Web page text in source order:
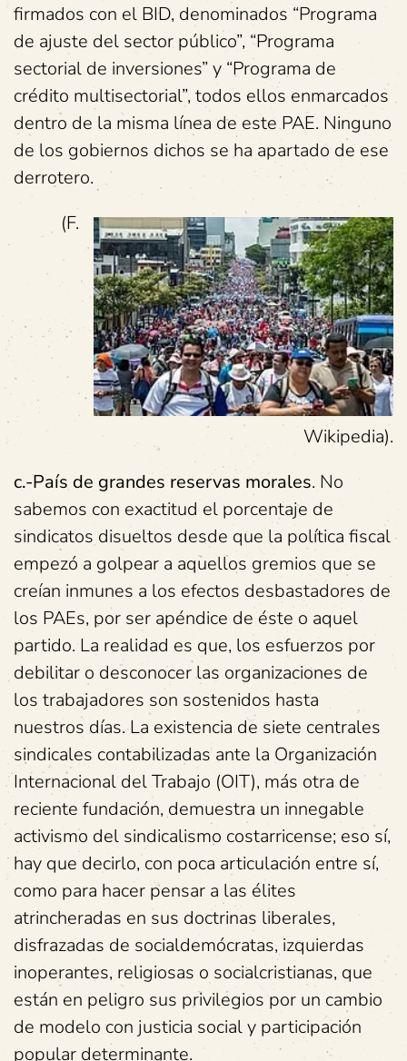
firmados con el BID, denominados “Programa
de ajuste del sector público”, “Programa
sectorial de inversiones” y “Programa de
crédito multisectorial”, todos ellos enmarcados
dentro de la misma línea de este PAE. Ninguno
de los gobiernos dichos se ha apartado de ese
derrotero.
(F.
Wikipedia).
c.-País de grandes reservas morales. No
sabemos con exactitud el porcentaje de
sindicatos disueltos desde que la política fiscal
empezó a golpear a aquellos gremios que se
creían inmunes a los efectos desbastadores de
los PAEs, por ser apéndice de éste o aquel
partido. La realidad es que, los esfuerzos por
debilitar o desconocer las organizaciones de
los trabajadores son sostenidos hasta
nuestros días. La existencia de siete centrales
sindicales contabilizadas ante la Organización
Internacional del Trabajo (OIT), más otra de
reciente fundación, demuestra un innegable
activismo del sindicalismo costarricense; eso sí,
hay que decirlo, con poca articulación entre sí,
como para hacer pensar a las élites
atrincheradas en sus doctrinas liberales,
disfrazadas de socialdemócratas, izquierdas
inoperantes, religiosas o socialcristianas, que
están en peligro sus privilegios por un cambio
de modelo con justicia social y participación
popular determinante.